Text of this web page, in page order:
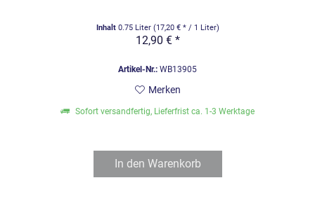
Inhalt 0.75 Liter (17,20 € * / 1 Liter)
12,90 € *
Artikel-Nr.: WB13905
Merken
Sofort versandfertig, Lieferfrist ca. 1-3 Werktage
In den Warenkorb